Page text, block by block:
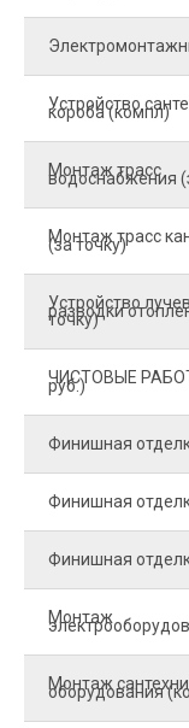
Устройство
короба (компл)
Монтаж трасс
водоснабжения
Монтаж трасс
(за точку)
Устройство
разводки
точку)
ЧИСТОВЫЕ
руб.)
Финишная
Финишная
Финишная
Монтаж
Монтаж
оборудования